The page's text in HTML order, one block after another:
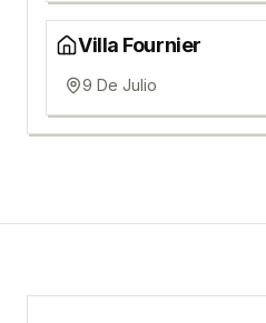
Villa Fournier
9 De Julio